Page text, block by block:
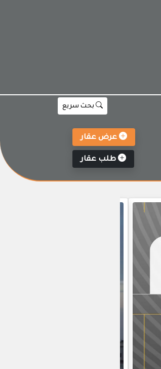
بحث سريع
عرض عقار
طلب عقار